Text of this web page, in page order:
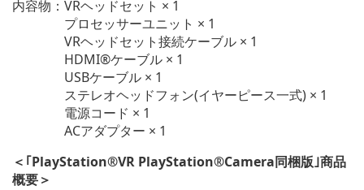
内容物：VRヘッドセット × 1
プロセッサーユニット × 1
VRヘッドセット接続ケーブル × 1
HDMI®ケーブル × 1
USBケーブル × 1
ステレオヘッドフォン(イヤーピース一式) × 1
電源コード × 1
ACアダプター × 1
＜｢PlayStation®VR PlayStation®Camera同梱版｣商品
概要＞